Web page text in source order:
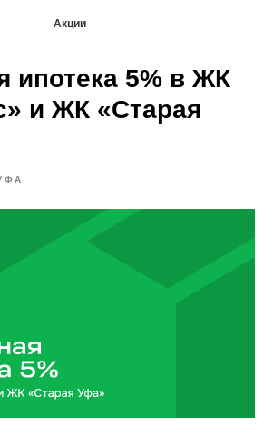
Акции
ипотека 5% в ЖК
и ЖК «Старая